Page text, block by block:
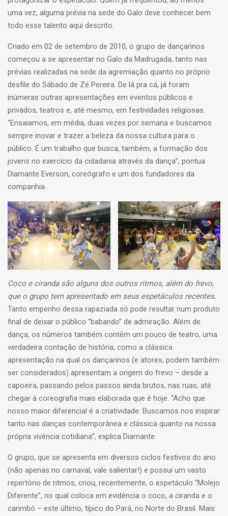
uma vez, alguma prévia na sede do Galo deve conhecer bem
todo esse talento aqui descrito.
Criado em 02 de setembro de 2010, o grupo de dançarinos
começou a se apresentar no Galo da Madrugada, tanto nas
prévias realizadas na sede da agremiação quanto no próprio
desfile do Sábado de Zé Pereira. De lá pra cá, já foram
inúmeras outras apresentações em eventos públicos e
privados, teatros e, até mesmo, em festividades religiosas.
“Ensaiamos, em média, duas vezes por semana e buscamos
sempre inovar e trazer a beleza da nossa cultura para o
público. É um trabalho que busca, também, a formação dos
jovens no exercício da cidadania através da dança”, pontua
Diamante Everson, coreógrafo e um dos fundadores da
companhia.
Coco e ciranda são alguns dos outros ritmos, além do frevo,
que o grupo tem apresentado em seus espetáculos recentes.
Tanto empenho dessa rapaziada só pode resultar num produto
final de deixar o público “babando” de admiração. Além de
dança, os números também contêm um pouco de teatro, uma
verdadeira contação de história, como a clássica
apresentação na qual os dançarinos (e atores, podem também
ser considerados) apresentam a origem do frevo – desde a
capoeira, passando pelos passos ainda brutos, nas ruas, até
chegar à coreografia mais elaborada que é hoje. “Acho que
nosso maior diferencial é a criatividade. Buscamos nos inspirar
tanto nas danças contemporânea e clássica quanto na nossa
própria vivência cotidiana”, explica Diamante.
O grupo, que se apresenta em diversos ciclos festivos do ano
(não apenas no carnaval, vale salientar!) e possui um vasto
repertório de ritmos, criou, recentemente, o espetáculo “Molejo
Diferente”, no qual coloca em evidência o coco, a ciranda e o
carimbó – este último, típico do Pará, no Norte do Brasil. Mais